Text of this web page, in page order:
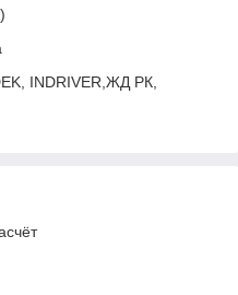
INDRIVER,ЖД РК,